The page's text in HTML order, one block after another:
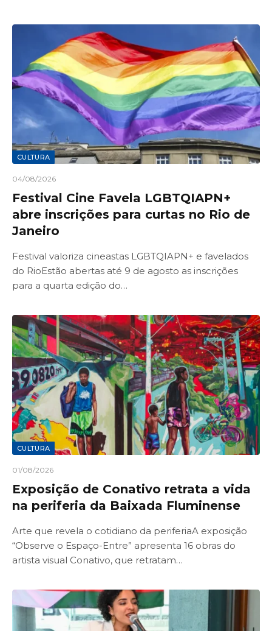
CULTURA
04/08/2026
Festival Cine Favela LGBTQIAPN+
abre inscrições para curtas no Rio de
Janeiro
Festival valoriza cineastas LGBTQIAPN+ e favelados
do RioEstão abertas até 9 de agosto as inscrições
para a quarta edição do…
CULTURA
01/08/2026
Exposição de Conativo retrata a vida
na periferia da Baixada Fluminense
Arte que revela o cotidiano da periferiaA exposição
“Observe o Espaço-Entre” apresenta 16 obras do
artista visual Conativo, que retratam…